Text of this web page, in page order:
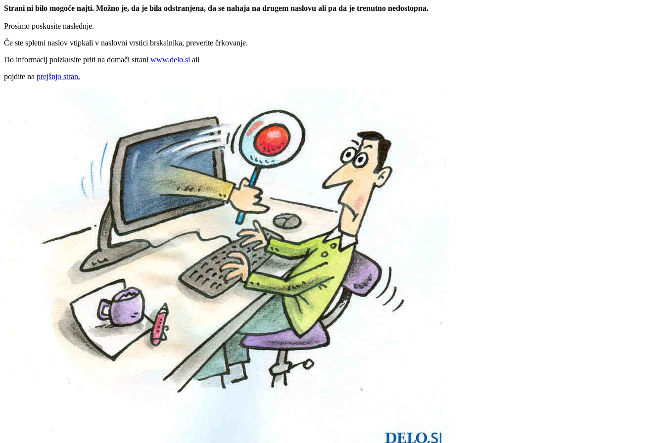
Strani ni bilo mogoče najti. Možno je, da je bila odstranjena, da se nahaja na drugem naslovu ali pa da je trenutno nedostopna.
Prosimo poskusite naslednje.
Če ste spletni naslov vtipkali v naslovni vrstici brskalnika, preverite črkovanje.
Do informacij poizkusite priti na domači strani www.delo.si ali
pojdite na prejšnjo stran.